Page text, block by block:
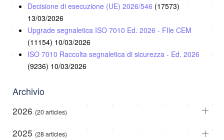
Decisione di esecuzione (UE) 2026/546 (17573)
13/03/2026
Upgrade segnaletica ISO 7010 Ed. 2026 - FIle CEM
(11154) 10/03/2026
ISO 7010 Raccolta segnaletica di sicurezza - Ed. 2026
(9236) 10/03/2026
Archivio
2026 (20 articles)
2025 (28 articles)